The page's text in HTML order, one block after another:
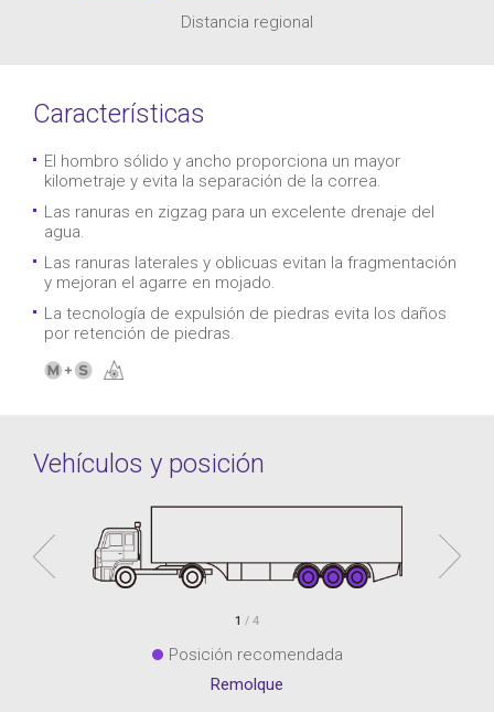
Distancia regional
Características
El hombro sólido y ancho proporciona un mayor
kilometraje y evita la separación de la correa.
Las ranuras en zigzag para un excelente drenaje del
agua.
Las ranuras laterales y oblicuas evitan la fragmentación
y mejoran el agarre en mojado.
La tecnología de expulsión de piedras evita los daños
por retención de piedras.
Vehículos y posición
1 / 4
Posición recomendada
Remolque